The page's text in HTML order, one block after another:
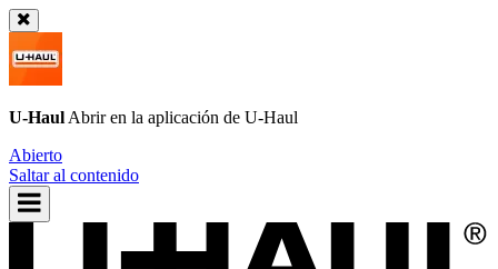
U-Haul Abrir en la aplicación de U-Haul
Abierto
Saltar al contenido